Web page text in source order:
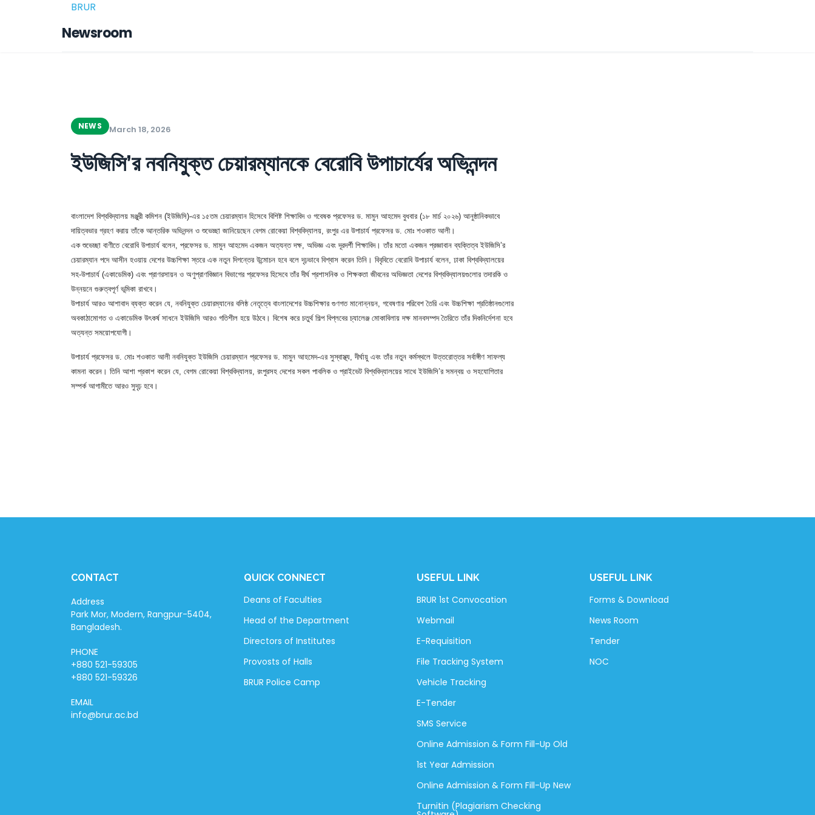
BRUR
Newsroom
NEWS March 18, 2026
ইউজিসি’র নবনিযুক্ত চেয়ারম্যানকে বেরোবি উপাচার্যের অভিনন্দন
বাংলাদেশ বিশ্ববিদ্যালয় মঞ্জুরী কমিশন (ইউজিসি)-এর ১৫তম চেয়ারম্যান হিসেবে বিশিষ্ট শিক্ষাবিদ ও গবেষক প্রফেসর ড. মামুন আহমেদ বুধবার (১৮ মার্চ ২০২৬) আনুষ্ঠানিকভাবে
দায়িত্বভার গ্রহণ করায় তাঁকে আন্তরিক অভিনন্দন ও শুভেচ্ছা জানিয়েছেন বেগম রোকেয়া বিশ্ববিদ্যালয়, রংপুর এর উপাচার্য প্রফেসর ড. মোঃ শওকাত আলী।
এক শুভেচ্ছা বাণীতে বেরোবি উপাচার্য বলেন, প্রফেসর ড. মামুন আহমেদ একজন অত্যন্ত দক্ষ, অভিজ্ঞ এবং দূরদর্শী শিক্ষাবিদ। তাঁর মতো একজন প্রজ্ঞাবান ব্যক্তিত্ব ইউজিসি’র
চেয়ারম্যান পদে আসীন হওয়ায় দেশের উচ্চশিক্ষা স্তরে এক নতুন দিগন্তের উন্মোচন হবে বলে দৃঢ়ভাবে বিশ্বাস করেন তিনি। বিবৃবিতে বেরোবি উপাচার্য বলেন, ঢাকা বিশ্ববিদ্যালয়ের
সহ-উপাচার্য (একাডেমিক) এবং প্রাণরসায়ন ও অণুপ্রাণবিজ্ঞান বিভাগের প্রফেসর হিসেবে তাঁর দীর্ঘ প্রশাসনিক ও শিক্ষকতা জীবনের অভিজ্ঞতা দেশের বিশ্ববিদ্যালয়গুলোর তদারকি ও
উন্নয়নে গুরুত্বপূর্ণ ভূমিকা রাখবে।
উপাচার্য আরও আশাবাদ ব্যক্ত করেন যে, নবনিযুক্ত চেয়ারম্যানের বলিষ্ঠ নেতৃত্বে বাংলাদেশের উচ্চশিক্ষার গুণগত মানোন্নয়ন, গবেষণার পরিবেশ তৈরি এবং উচ্চশিক্ষা প্রতিষ্ঠানগুলোর
অবকাঠামোগত ও একাডেমিক উৎকর্ষ সাধনে ইউজিসি আরও গতিশীল হয়ে উঠবে। বিশেষ করে চতুর্থ শিল্প বিপ্লবের চ্যালেঞ্জ মোকাবিলায় দক্ষ মানবসম্পদ তৈরিতে তাঁর দিকনির্দেশনা হবে
অত্যন্ত সময়োপযোগী।
উপাচার্য প্রফেসর ড. মোঃ শওকাত আলী নবনিযুক্ত ইউজিসি চেয়ারম্যান প্রফেসর ড. মামুন আহমেদ-এর সুস্বাস্থ্য, দীর্ঘায়ু এবং তাঁর নতুন কর্মস্থলে উত্তরোত্তর সর্বাঙ্গীণ সাফল্য
কামনা করেন। তিনি আশা প্রকাশ করেন যে, বেগম রোকেয়া বিশ্ববিদ্যালয়, রংপুরসহ দেশের সকল পাবলিক ও প্রাইভেট বিশ্ববিদ্যালয়ের সাথে ইউজিসি’র সমন্বয় ও সহযোগিতার
সম্পর্ক আগামীতে আরও সুদৃঢ় হবে।
CONTACT
Address
Park Mor, Modern, Rangpur-5404,
Bangladesh.
PHONE
+880 521-59305
+880 521-59326
EMAIL
info@brur.ac.bd
QUICK CONNECT
Deans of Faculties
Head of the Department
Directors of Institutes
Provosts of Halls
BRUR Police Camp
USEFUL LINK
BRUR 1st Convocation
Webmail
E-Requisition
File Tracking System
Vehicle Tracking
E-Tender
SMS Service
Online Admission & Form Fill-Up Old
1st Year Admission
Online Admission & Form Fill-Up New
Turnitin (Plagiarism Checking
USEFUL LINK
Forms & Download
News Room
Tender
NOC